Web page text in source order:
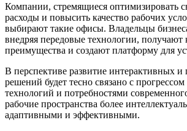
Компании, стремящиеся оптимизировать
расходы и повысить качество рабочих
выбирают такие офисы. Владельцы
внедряя передовые технологии, получают
преимущества и создают платформу для
В перспективе развитие интерактивных
решений будет тесно связано с
технологий и потребностями
рабочие пространства более
адаптивными и эффективными.